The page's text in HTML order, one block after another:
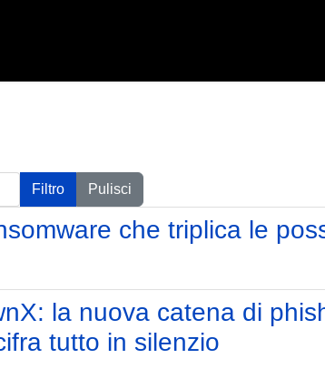
Filtro Pulisci
che triplica le
la nuova catena di
tutto in silenzio